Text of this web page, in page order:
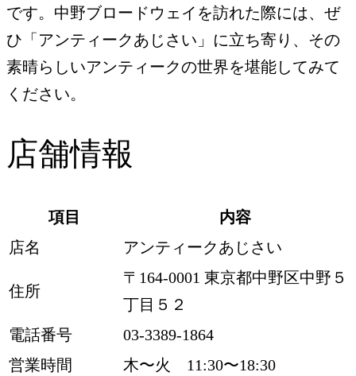
です。中野ブロードウェイを訪れた際には、ぜ
ひ「アンティークあじさい」に立ち寄り、その
素晴らしいアンティークの世界を堪能してみて
ください。
店舗情報
項目
内容
店名
アンティークあじさい
住所
〒164-0001 東京都中野区中野５
丁目５２
電話番号
03-3389-1864
営業時間
木〜火 11:30〜18:30